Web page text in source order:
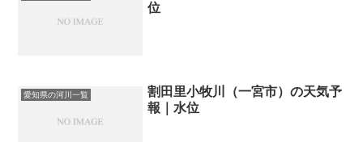
位
愛知県の河川一覧
割田里小牧川（一宮市）の天気予
報｜水位